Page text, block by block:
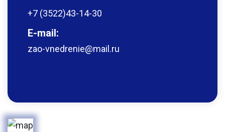
+7 (3522)43-14-30
E-mail:
zao-vnedrenie@mail.ru